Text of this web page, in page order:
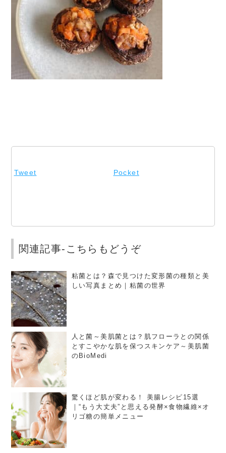
Tweet Pocket
関連記事-こちらもどうぞ
粘菌とは？森で見つけた変形菌の種類と美
しい写真まとめ｜粘菌の世界
人と菌～美肌菌とは？肌フローラとの関係
とすこやかな肌を保つスキンケア～美肌菌
のBioMedi
驚くほど肌が変わる！ 美腸レシピ15選
｜“もう大丈夫”と思える発酵×食物繊維×オ
リゴ糖の簡単メニュー